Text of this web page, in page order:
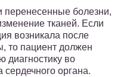
болезни,
тканей. Если
возникала после
то пациент должен
диагностику во
органа.